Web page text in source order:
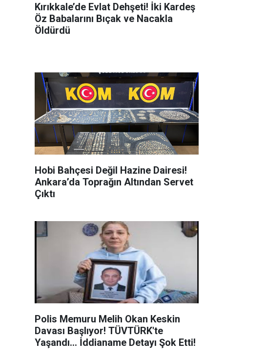
Kırıkkale’de Evlat Dehşeti! İki Kardeş
Öz Babalarını Bıçak ve Nacakla
Öldürdü
Hobi Bahçesi Değil Hazine Dairesi!
Ankara’da Toprağın Altından Servet
Çıktı
Polis Memuru Melih Okan Keskin
Davası Başlıyor! TÜVTÜRK'te
Yaşandı... İddianame Detayı Şok Etti!